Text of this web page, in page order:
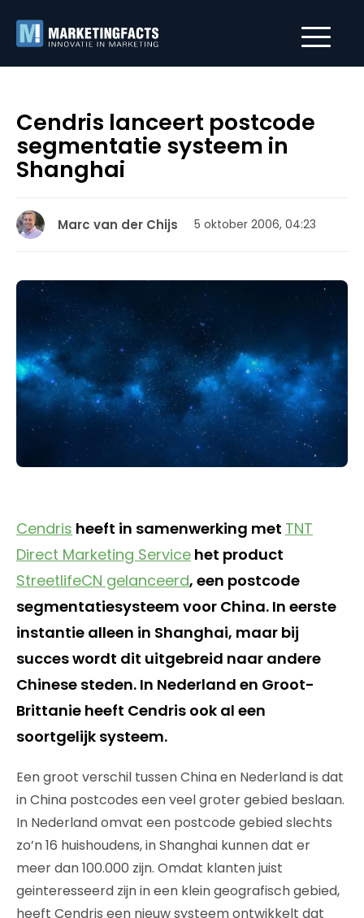
Cendris lanceert postcode
segmentatie systeem in
Shanghai
Marc van der Chijs 5 oktober 2006, 04:23
Cendris heeft in samenwerking met TNT
Direct Marketing Service het product
StreetlifeCN gelanceerd, een postcode
segmentatiesysteem voor China. In eerste
instantie alleen in Shanghai, maar bij
succes wordt dit uitgebreid naar andere
Chinese steden. In Nederland en Groot-
Brittanie heeft Cendris ook al een
soortgelijk systeem.
Een groot verschil tussen China en Nederland is dat
in China postcodes een veel groter gebied beslaan.
In Nederland omvat een postcode gebied slechts
zo’n 16 huishoudens, in Shanghai kunnen dat er
meer dan 100.000 zijn. Omdat klanten juist
geinteresseerd zijn in een klein geografisch gebied,
heeft Cendris een nieuw systeem ontwikkelt dat